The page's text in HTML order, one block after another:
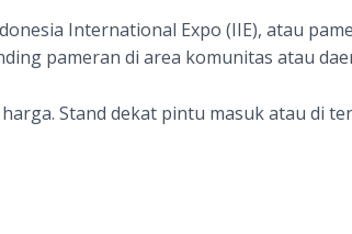
International Expo (IIE), atau
pameran di area komunitas atau
Stand dekat pintu masuk atau di